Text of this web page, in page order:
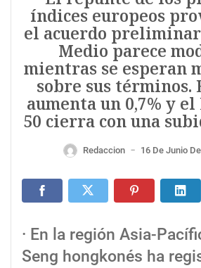
índices europeos
el acuerdo
Medio parece
mientras se esperan
sobre sus términos.
aumenta un 0,7% y
50 cierra con una
Redaccion — 16 De Junio
· En la región Asia-
Seng hongkonés ha